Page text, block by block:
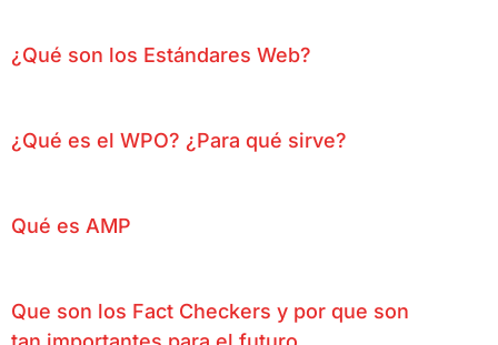
¿Qué son los Estándares Web?
¿Qué es el WPO? ¿Para qué sirve?
Qué es AMP
Que son los Fact Checkers y por que son